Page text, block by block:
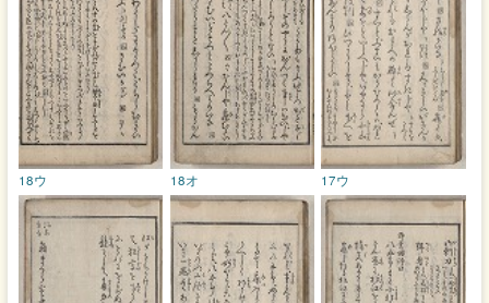
17ウ
18オ
18ウ